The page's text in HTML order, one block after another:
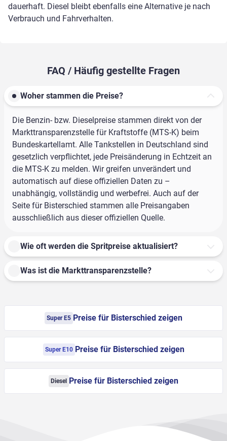
dauerhaft. Diesel bleibt ebenfalls eine Alternative je nach
Verbrauch und Fahrverhalten.
FAQ / Häufig gestellte Fragen
Woher stammen die Preise?
Die Benzin- bzw. Dieselpreise stammen direkt von der
Markttransparenzstelle für Kraftstoffe (MTS-K) beim
Bundeskartellamt. Alle Tankstellen in Deutschland sind
gesetzlich verpflichtet, jede Preisänderung in Echtzeit an
die MTS-K zu melden. Wir greifen unverändert und
automatisch auf diese offiziellen Daten zu –
unabhängig, vollständig und werbefrei. Auch auf der
Seite für Bisterschied stammen alle Preisangaben
ausschließlich aus dieser offiziellen Quelle.
Wie oft werden die Spritpreise aktualisiert?
Was ist die Markttransparenzstelle?
Super E5 Preise für Bisterschied zeigen
Super E10 Preise für Bisterschied zeigen
Diesel Preise für Bisterschied zeigen